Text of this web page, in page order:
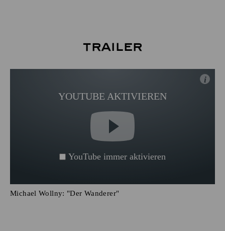
Trailer
YOUTUBE AKTIVIEREN
i
YouTube immer aktivieren
Michael Wollny: "Der Wanderer"